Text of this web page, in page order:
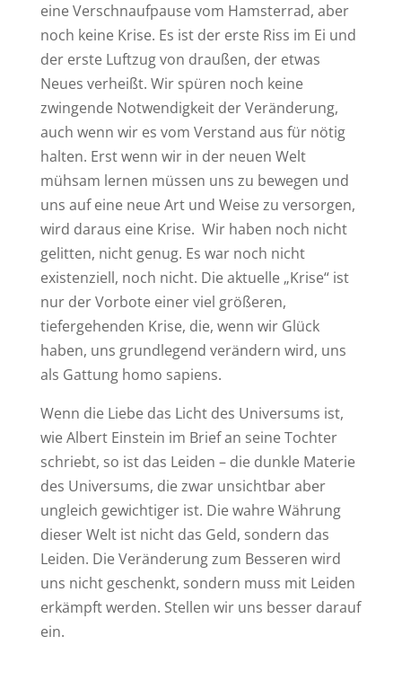
eine Verschnaufpause vom Hamsterrad, aber
noch keine Krise. Es ist der erste Riss im Ei und
der erste Luftzug von draußen, der etwas
Neues verheißt. Wir spüren noch keine
zwingende Notwendigkeit der Veränderung,
auch wenn wir es vom Verstand aus für nötig
halten. Erst wenn wir in der neuen Welt
mühsam lernen müssen uns zu bewegen und
uns auf eine neue Art und Weise zu versorgen,
wird daraus eine Krise. Wir haben noch nicht
gelitten, nicht genug. Es war noch nicht
existenziell, noch nicht. Die aktuelle „Krise“ ist
nur der Vorbote einer viel größeren,
tiefergehenden Krise, die, wenn wir Glück
haben, uns grundlegend verändern wird, uns
als Gattung homo sapiens.
Wenn die Liebe das Licht des Universums ist,
wie Albert Einstein im Brief an seine Tochter
schriebt, so ist das Leiden – die dunkle Materie
des Universums, die zwar unsichtbar aber
ungleich gewichtiger ist. Die wahre Währung
dieser Welt ist nicht das Geld, sondern das
Leiden. Die Veränderung zum Besseren wird
uns nicht geschenkt, sondern muss mit Leiden
erkämpft werden. Stellen wir uns besser darauf
ein.